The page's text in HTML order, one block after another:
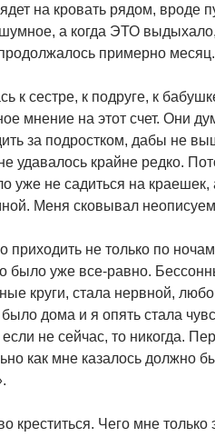
на кровать рядом, вроде
а когда ЭТО
продолжалось примерно месяц.
к сестре, к подруге, к
мнение на этот счет. Они
за подростком, дабы не
удавалось крайне редко.
уже не садиться на
Меня сковывал
приходить не только по
было уже все-равно.
круги, стала нервной,
было дома и я опять стала
не сейчас, то никогда.
как мне казалось
креститься. Чего мне